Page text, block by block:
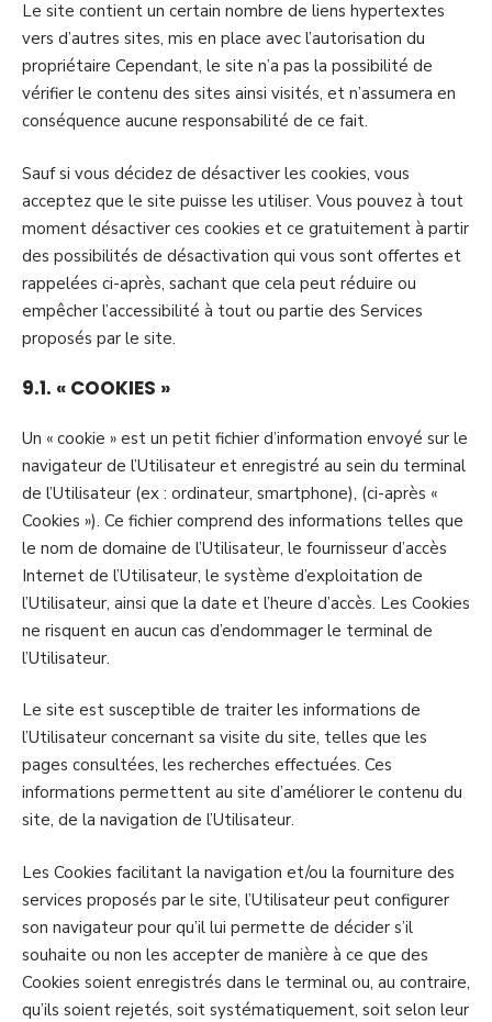
Le site contient un certain nombre de liens hypertextes
vers d’autres sites, mis en place avec l’autorisation du
propriétaire Cependant, le site n’a pas la possibilité de
vérifier le contenu des sites ainsi visités, et n’assumera en
conséquence aucune responsabilité de ce fait.
Sauf si vous décidez de désactiver les cookies, vous
acceptez que le site puisse les utiliser. Vous pouvez à tout
moment désactiver ces cookies et ce gratuitement à partir
des possibilités de désactivation qui vous sont offertes et
rappelées ci-après, sachant que cela peut réduire ou
empêcher l’accessibilité à tout ou partie des Services
proposés par le site.
9.1. « COOKIES »
Un « cookie » est un petit fichier d’information envoyé sur le
navigateur de l’Utilisateur et enregistré au sein du terminal
de l’Utilisateur (ex : ordinateur, smartphone), (ci-après «
Cookies »). Ce fichier comprend des informations telles que
le nom de domaine de l’Utilisateur, le fournisseur d’accès
Internet de l’Utilisateur, le système d’exploitation de
l’Utilisateur, ainsi que la date et l’heure d’accès. Les Cookies
ne risquent en aucun cas d’endommager le terminal de
l’Utilisateur.
Le site est susceptible de traiter les informations de
l’Utilisateur concernant sa visite du site, telles que les
pages consultées, les recherches effectuées. Ces
informations permettent au site d’améliorer le contenu du
site, de la navigation de l’Utilisateur.
Les Cookies facilitant la navigation et/ou la fourniture des
services proposés par le site, l’Utilisateur peut configurer
son navigateur pour qu’il lui permette de décider s’il
souhaite ou non les accepter de manière à ce que des
Cookies soient enregistrés dans le terminal ou, au contraire,
qu’ils soient rejetés, soit systématiquement, soit selon leur